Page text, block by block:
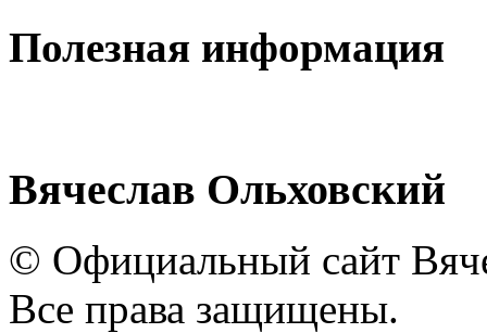
Полезная информация
Вячеслав Ольховский
© Официальный сайт
Все права защищены.